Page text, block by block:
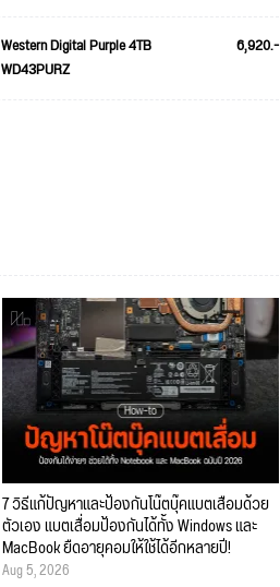
Western Digital Purple 4TB
WD43PURZ
6,920.-
7 วิธีแก้ปัญหาและป้องกันโน๊ตบุ๊คแบตเสื่อมด้วย
ตัวเอง แบตเสื่อมป้องกันได้ทั้ง Windows และ
MacBook ยืดอายุคอมให้ใช้ได้อีกหลายปี!
Aug 5, 2026